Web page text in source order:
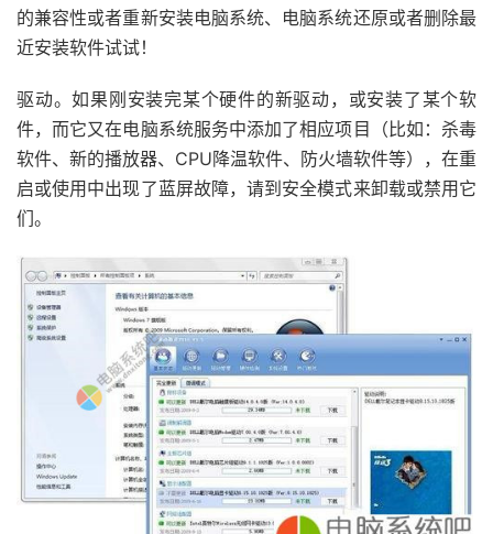
的兼容性或者重新安装电脑系统、电脑系统还原或者删除最
近安装软件试试！
驱动。如果刚安装完某个硬件的新驱动，或安装了某个软
件，而它又在电脑系统服务中添加了相应项目（比如：杀毒
软件、新的播放器、CPU降温软件、防火墙软件等），在重
启或使用中出现了蓝屏故障，请到安全模式来卸载或禁用它
们。